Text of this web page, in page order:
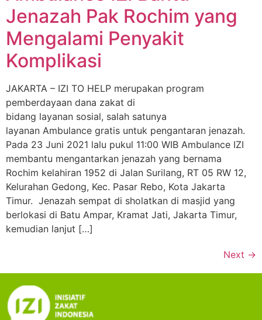
Jenazah Pak Rochim yang
Mengalami Penyakit
Komplikasi
JAKARTA – IZI TO HELP merupakan program
pemberdayaan dana zakat di
bidang layanan sosial, salah satunya
layanan Ambulance gratis untuk pengantaran jenazah.
Pada 23 Juni 2021 lalu pukul 11:00 WIB Ambulance IZI
membantu mengantarkan jenazah yang bernama
Rochim kelahiran 1952 di Jalan Surilang, RT 05 RW 12,
Kelurahan Gedong, Kec. Pasar Rebo, Kota Jakarta
Timur. Jenazah sempat di sholatkan di masjid yang
berlokasi di Batu Ampar, Kramat Jati, Jakarta Timur,
kemudian lanjut […]
Next →